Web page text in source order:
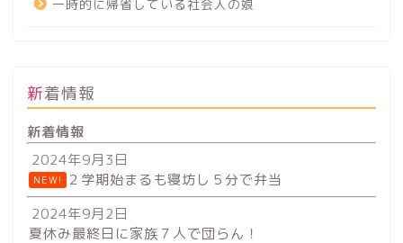
一時的に帰省している社会人の娘
新着情報
新着情報
2024年9月3日
NEW!
２学期始まるも寝坊し５分で弁当
2024年9月2日
夏休み最終日に家族７人で団らん！